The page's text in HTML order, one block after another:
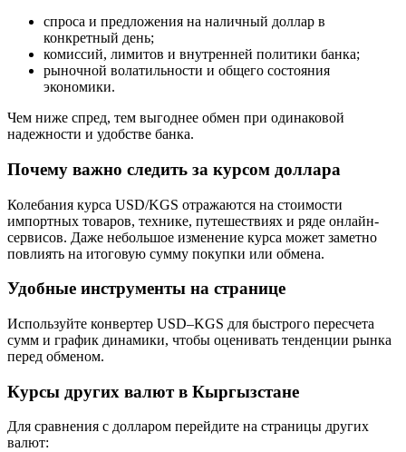
спроса и предложения на наличный доллар в
конкретный день;
комиссий, лимитов и внутренней политики банка;
рыночной волатильности и общего состояния
экономики.
Чем ниже спред, тем выгоднее обмен при одинаковой
надежности и удобстве банка.
Почему важно следить за курсом доллара
Колебания курса USD/KGS отражаются на стоимости
импортных товаров, технике, путешествиях и ряде онлайн-
сервисов. Даже небольшое изменение курса может заметно
повлиять на итоговую сумму покупки или обмена.
Удобные инструменты на странице
Используйте конвертер USD–KGS для быстрого пересчета
сумм и график динамики, чтобы оценивать тенденции рынка
перед обменом.
Курсы других валют в Кыргызстане
Для сравнения с долларом перейдите на страницы других
валют: